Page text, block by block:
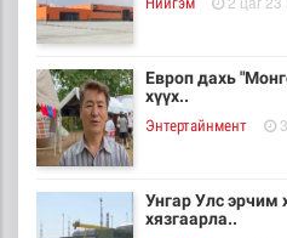
Европ дахь
хүүх..
Энтертайнмент
Унгар Улс эрчим
хязгаарла..